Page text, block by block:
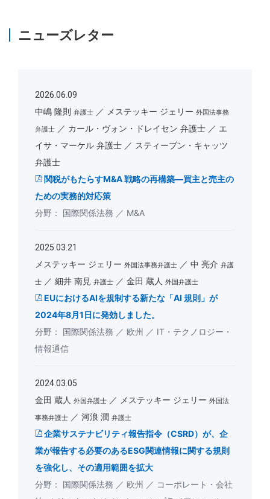
ニューズレター
2026.06.09
中嶋 隆則 弁護士 メステッキー ジェリー 外国法事務
弁護士
カール・ヴォン・ドレイセン 弁護士
エ
イサ・マーケル 弁護士
スティーブン・キャッツ
弁護士
関税がもたらすM&A 戦略の再構築―買主と売主の
ための実務的対応策
国際関係法務
M&A
2025.03.21
メステッキー ジェリー 外国法事務弁護士 中 亮介 弁護
士
細井 南見 弁護士 金田 蔵人 外国弁護士
EUにおけるAIを規制する新たな「AI 規則」が
2024年8月1日に発効しました。
国際関係法務
欧州
IT・テクノロジー・
情報通信
2024.03.05
金田 蔵人 外国弁護士 メステッキー ジェリー 外国法
事務弁護士
河浪 潤 弁護士
企業サステナビリティ報告指令（CSRD）が、企
業が報告する必要のあるESG関連情報に関する規則
を強化し、その適用範囲を拡大
国際関係法務
欧州
コーポレート・会社